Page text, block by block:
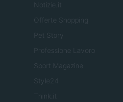
Notizie.it
Offerte Shopping
Pet Story
Professione Lavoro
Sport Magazine
Style24
Think.it